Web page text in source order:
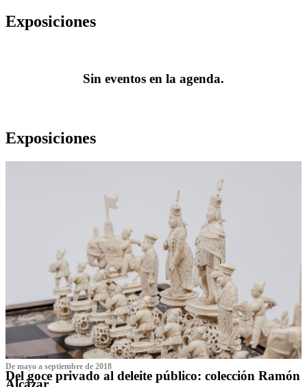
Exposiciones
Sin eventos en la agenda.
Exposiciones
De mayo a septiembre de 2018
Del goce privado al deleite público: colección Ramón
Alcázar